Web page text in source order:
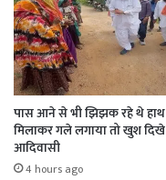
पास आने से भी झिझक रहे थे हाथ
मिलाकर गले लगाया तो खुश दिखे
आदिवासी
4 hours ago